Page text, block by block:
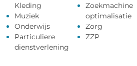
Kleding
Muziek
Onderwijs
Particuliere
dienstverlening
Zoekmachine
optimalisatie
Zorg
ZZP